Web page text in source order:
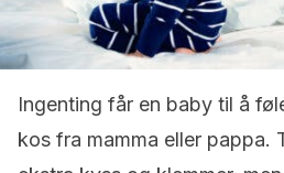
Ingenting får en baby til å
kos fra mamma eller pappa.